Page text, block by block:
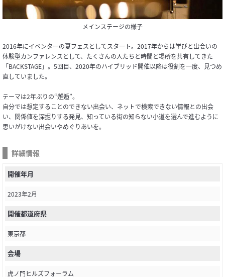
メインステージの様子
2016年にイベンターの夏フェスとしてスタート。2017年からは学びと出会いの
体験型カンファレンスとして、たくさんの人たちと時間と場所を共有してきた
「BACKSTAGE」。5回目、2020年のハイブリッド開催以降は役割を一度、見つめ
直していました。
テーマは2年ぶりの“邂逅”。
自分では想定することのできない出会い、ネットで検索できない情報との出会
い、関係値を深掘りする発見、知っている街の知らない小道を選んで進むように
思いがけない出会いやめぐりあいを。
詳細情報
開催年月
2023年2月
開催都道府県
東京都
会場
虎ノ門ヒルズフォーラム